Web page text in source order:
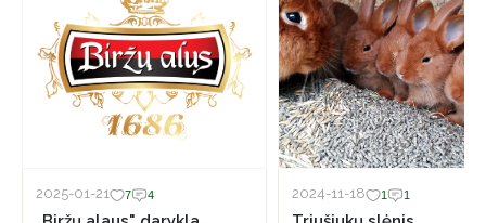
2025-01-21 7 4 2024-11-18 1 1